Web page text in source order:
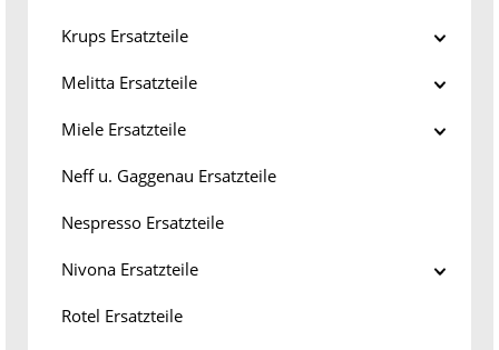
Krups Ersatzteile
Melitta Ersatzteile
Miele Ersatzteile
Neff u. Gaggenau Ersatzteile
Nespresso Ersatzteile
Nivona Ersatzteile
Rotel Ersatzteile